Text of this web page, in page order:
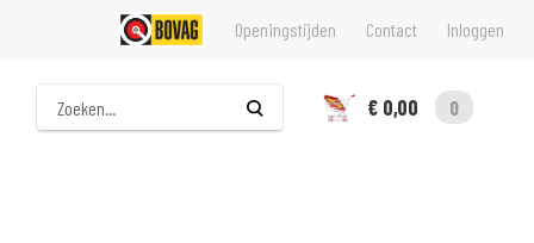
Openingstijden Contact Inloggen
Zoeken
€ 0,00
0